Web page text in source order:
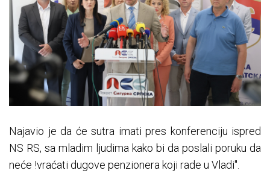
Najavio je da će sutra imati pres konferenciju ispred
NS RS, sa mladim ljudima kako bi da poslali poruku da
neće !vraćati dugove penzionera koji rade u Vladi".